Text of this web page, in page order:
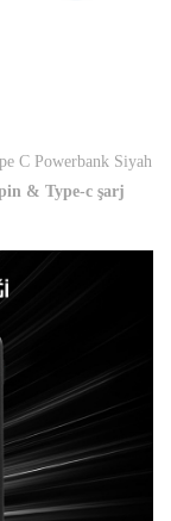
C Powerbank Siyah
& Type-c şarj